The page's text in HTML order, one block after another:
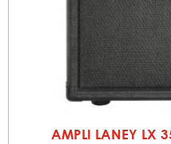
AMPLI LANEY LX